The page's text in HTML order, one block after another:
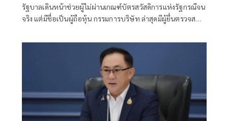
รัฐบาลเดินหน้าช่วยผู้ไม่ผ่านเกณฑ์บัตรสวัสดิการแห่งรัฐกรณีจน
จริง แต่มีชื่อเป็นผู้ถือหุ้น กรรมการบริษัท ล่าสุดมีผู้ยื่นตรวจสอบ
ทั่วประเทศ